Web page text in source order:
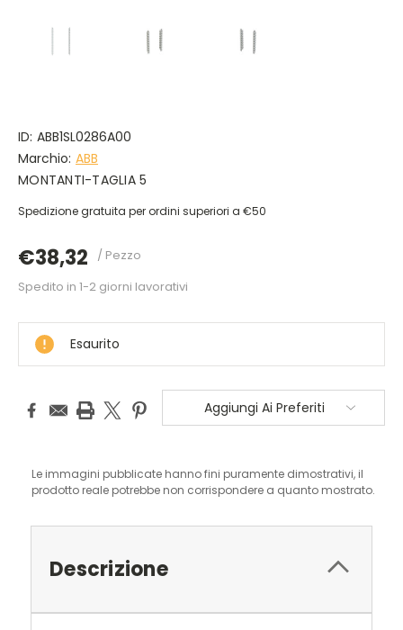
ID: ABB1SL0286A00
Marchio: ABB
MONTANTI-TAGLIA 5
Spedizione gratuita per ordini superiori a €50
€38,32 / Pezzo
DISPONIBILE
Spedito in 1-2 giorni lavorativi
Esaurito
Aggiungi Ai Preferiti
Le immagini pubblicate hanno fini puramente dimostrativi, il
prodotto reale potrebbe non corrispondere a quanto mostrato.
Descrizione